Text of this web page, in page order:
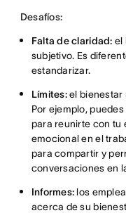
Desafíos:
Falta de claridad: el
subjetivo. Es
estandarizar.
Límites:el bienestar
Por ejemplo,
para reunirte con tu
emocional en el
para compartir y
conversaciones en
Informes:los
acerca de su